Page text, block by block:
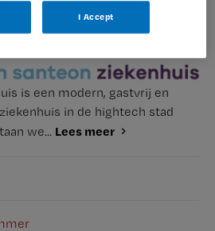
is een modern, gastvrij en
in de hightech stad
we... Lees meer
I Accept